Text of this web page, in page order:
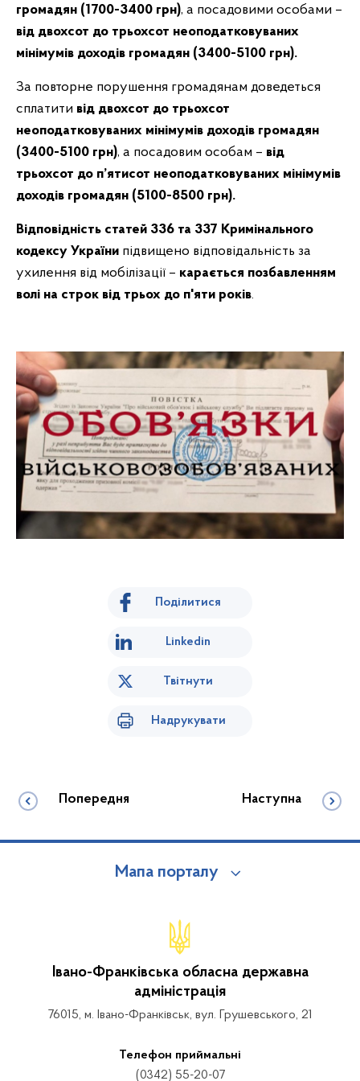
громадян (1700-3400 грн), а посадовими особами –
від двохсот до трьохсот неоподатковуваних
мінімумів доходів громадян (3400-5100 грн).
За повторне порушення громадянам доведеться
сплатити від двохсот до трьохсот
неоподатковуваних мінімумів доходів громадян
(3400-5100 грн), а посадовим особам – від
трьохсот до п’ятисот неоподатковуваних мінімумів
доходів громадян (5100-8500 грн).
Відповідність статей 336 та 337 Кримінального
кодексу України підвищено відповідальність за
ухилення від мобілізації – карається позбавленням
волі на строк від трьох до п'яти років.
Поділитися
Linkedin
Твітнути
Надрукувати
Попередня Наступна
Мапа порталу
Івано-Франківська обласна державна
адміністрація
76015, м. Івано-Франківськ, вул. Грушевського, 21
Телефон приймальні
(0342) 55-20-07